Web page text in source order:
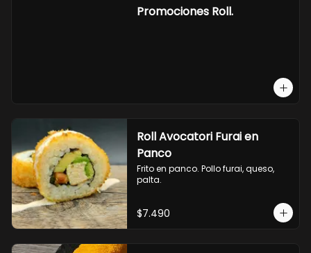
OPCION2:
- salmon, queso, palta, envuelto en
Promociones Roll.
Roll Avocatori Furai en
Panco
Frito en panco. Pollo furai, queso,
palta.
$7.490